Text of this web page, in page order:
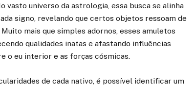
universo da astrologia, essa busca se alinha
signo, revelando que certos objetos ressoam de
mais que simples adornos, esses amuletos
qualidades inatas e afastando influências
o eu interior e as forças cósmicas.
de cada nativo, é possível identificar um